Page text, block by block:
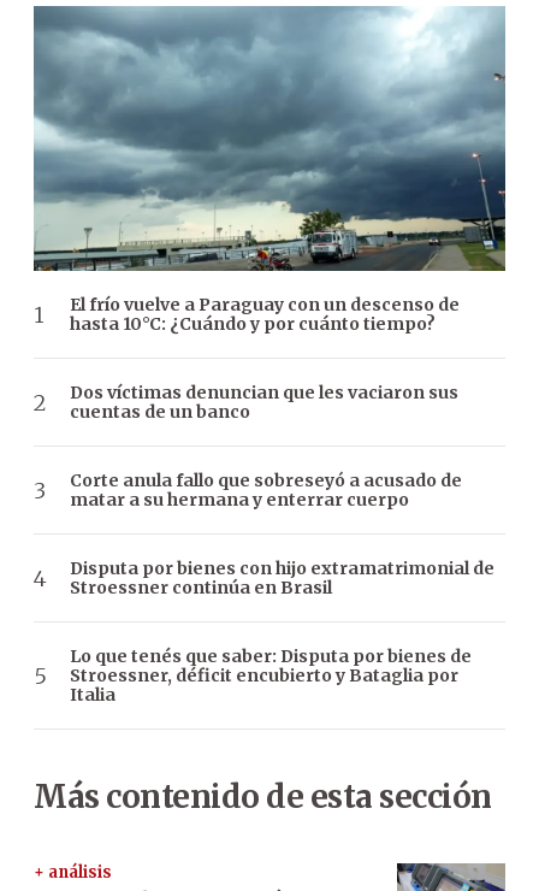
El frío vuelve a Paraguay con un descenso de
hasta 10°C: ¿Cuándo y por cuánto tiempo?
Dos víctimas denuncian que les vaciaron sus
cuentas de un banco
Corte anula fallo que sobreseyó a acusado de
matar a su hermana y enterrar cuerpo
Disputa por bienes con hijo extramatrimonial de
Stroessner continúa en Brasil
Lo que tenés que saber: Disputa por bienes de
Stroessner, déficit encubierto y Bataglia por
Italia
Más contenido de esta sección
+ análisis